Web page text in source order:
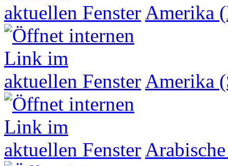
Amerika
Amerika